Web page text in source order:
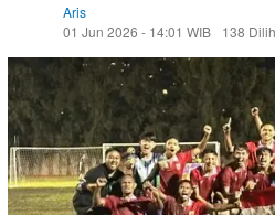
Aris
01 Jun 2026 - 14:01 WIB
138